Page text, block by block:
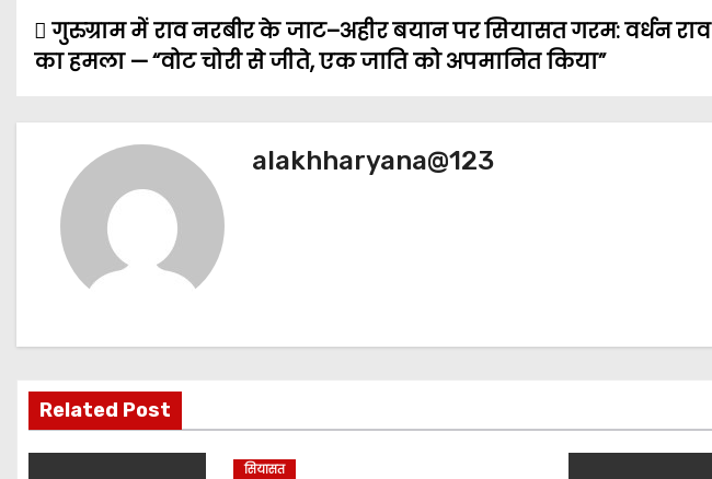
P
s
i
g
a
गुरुग्राम में राव नरबीर के जाट–अहीर बयान पर सियासत गरम: वर्धन राव
का हमला — “वोट चोरी से जीते, एक जाति को अपमानित किया”
alakhharyana@123
Related Post
सियासत